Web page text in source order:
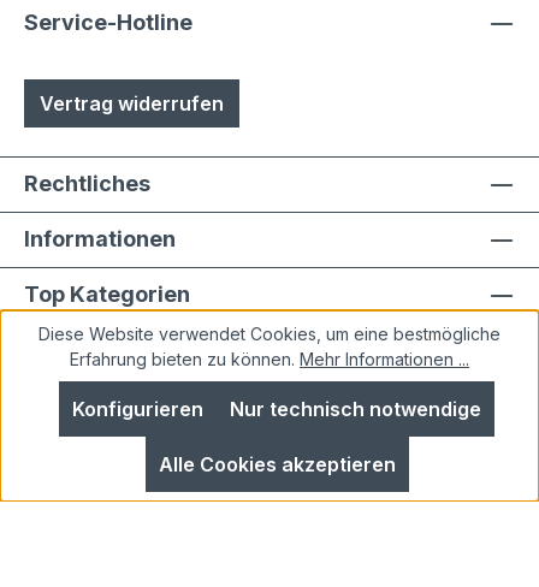
Service-Hotline
Vertrag widerrufen
Rechtliches
Informationen
Top Kategorien
Alle Preise inkl. gesetzl. Mehrwertsteuer zzgl.
Versandkostenund ggf. Nachnahmegebühren, wenn
nicht anders angegeben.
Diese Website verwendet Cookies, um eine bestmögliche
Erfahrung bieten zu können. Mehr Informationen ...
Nur technisch notwendige
Konfigurieren
Alle Cookies akzeptieren